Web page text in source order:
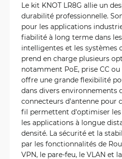
Le kit KNOT LR8G allie un
durabilité professionnelle.
pour les applications
fiabilité à long terme dans
intelligentes et les systèmes
prend en charge plusieurs
notamment PoE, prise CC
offre une grande flexibilité
dans divers environnements
connecteurs d'antenne pour
fil permettent d'optimiser les
les applications à longue
densité. La sécurité et la
par les fonctionnalités de
VPN, le pare-feu, le VLAN et